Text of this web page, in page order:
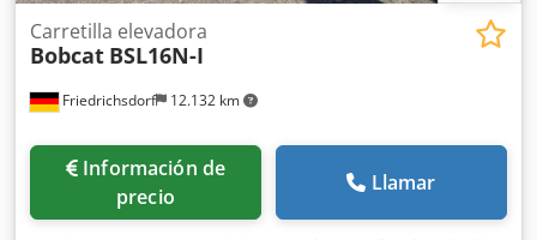
Friedrichsdorf 12.132 km
Carretilla elevadora
Bobcat BSL16N-I
Información de
precio
Llamar